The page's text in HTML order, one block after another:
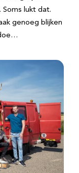
lukt dat.
genoeg blijken